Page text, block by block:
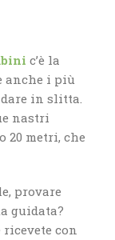
c’è la
anche i più
in slitta.
nastri
20 metri, che
provare
guidata?
ricevete con